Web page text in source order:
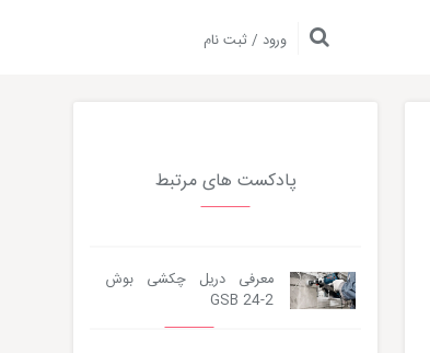
ورود / ثبت نام
پادکست های مرتبط
معرفی دریل چکشی بوش
GSB 24-2